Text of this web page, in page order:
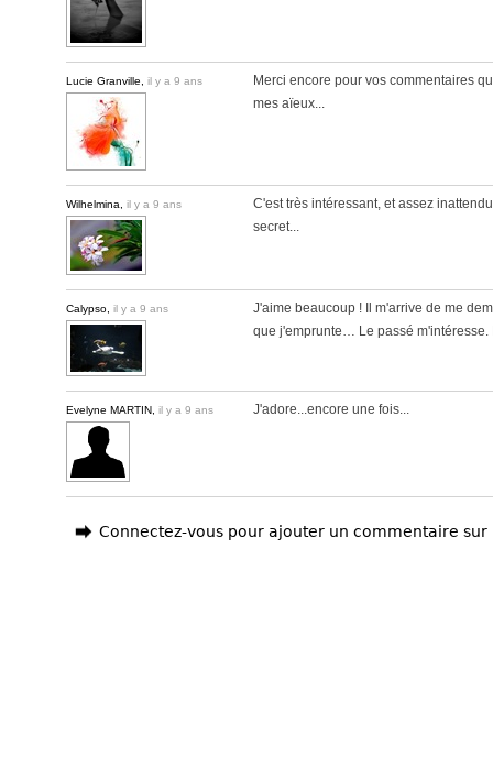
Lucie Granville, il y a 9 ans
Merci encore pour vos commentaires
mes aïeux...
Wilhelmina, il y a 9 ans
C'est très intéressant, et assez
secret...
Calypso, il y a 9 ans
J'aime beaucoup ! Il m'arrive de me
que j'emprunte… Le passé m'intéresse.
Evelyne MARTIN, il y a 9 ans J'adore...encore une fois...
Connectez-vous pour ajouter un commentaire sur